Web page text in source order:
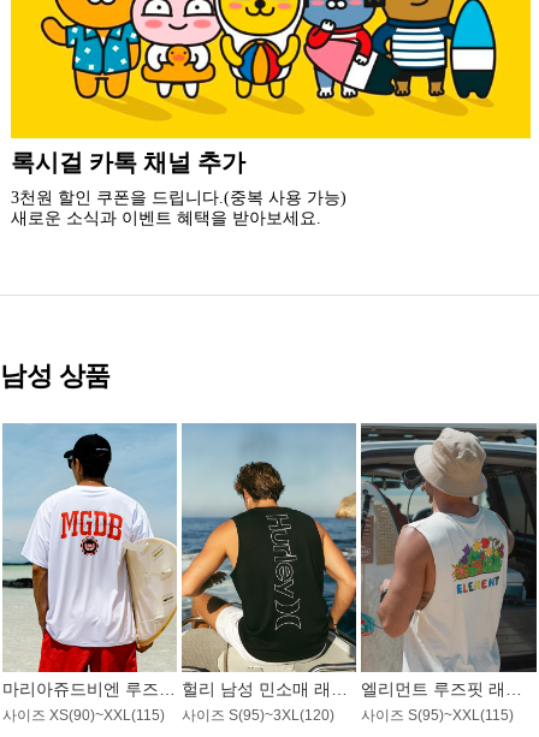
더 가까운 쇼핑, 록시걸 모바일 앱
빠른쇼핑! 간편결제! 모바일에 딱 맞춘 쇼핑 앱
지금 설치하고 추가 할인 받아 가세요.
남성 상품
사이즈 XS(90)~XXL(115) 사이즈 S(95)~3XL(120) 사이즈 S(95)~XXL(115)